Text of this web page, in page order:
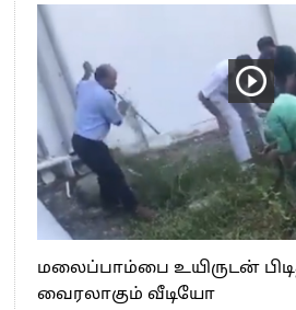
மலைப்பாம்பை உயிருடன்
வைரலாகும் வீடியோ